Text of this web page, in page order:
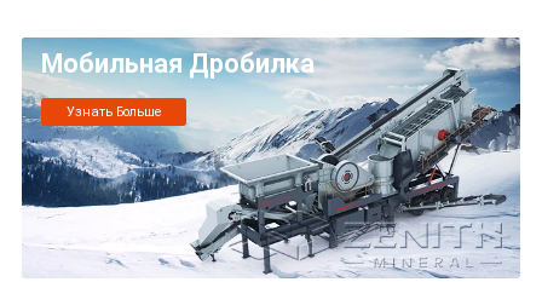
Мобильная Дробилка
Узнать Больше